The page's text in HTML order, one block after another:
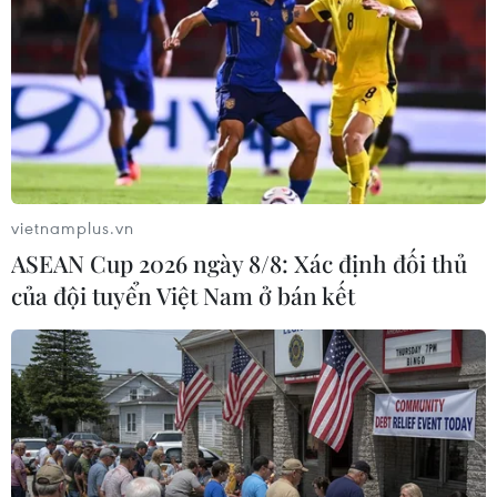
Tuy nhiên, theo các doanh nghiệp cá ngừ, nhập
khẩu của các thị trường tăng trở lại vì tồn kho
giảm chứ không phải vì thị trường tốt hơn và
giá xuất khẩu cao hơn.
Trong khi xuất khẩu mực, bạch tuộc giảm 14%
trong tháng 4 thì xuất khẩu nhuyễn thể có vỏ lại
tăng 14%.
Lũy kế 4 tháng đầu năm nay, 2 ngành hàng này
mang về doanh số lần lượt là 182 triệu USD,
giảm 4% và 43 triệu USD, giảm 2% so với cùng
kỳ năm 2023.
vietnamplus.vn
ASEAN Cup 2026 ngày 8/8: Xác định đối thủ
của đội tuyển Việt Nam ở bán kết